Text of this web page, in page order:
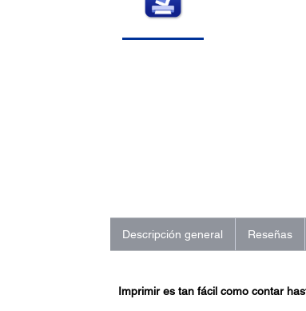
Descripción general Reseñas
Imprimir es tan fácil como contar